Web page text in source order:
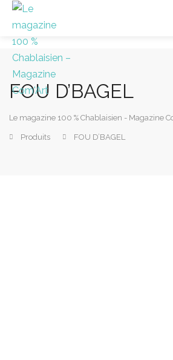
All Categories
FOU D’BAGEL
Le magazine 100 % Chablaisien - Magazine
Produits FOU D’BAGEL